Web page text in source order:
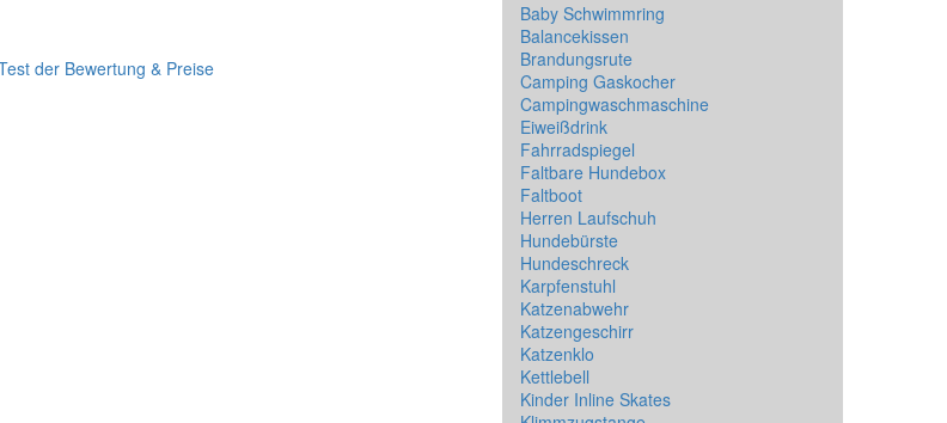
der Bewertung & Preise
Baby Schwimmring
Balancekissen
Brandungsrute
Camping Gaskocher
Campingwaschmaschine
Eiweißdrink
Fahrradspiegel
Faltbare Hundebox
Faltboot
Herren Laufschuh
Hundebürste
Hundeschreck
Karpfenstuhl
Katzenabwehr
Katzengeschirr
Katzenklo
Kettlebell
Kinder Inline Skates